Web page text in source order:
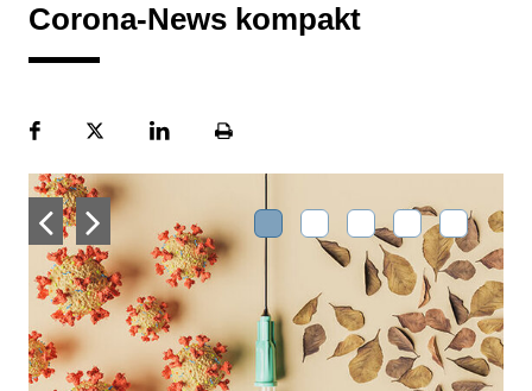
Corona-News kompakt
FacebookPlattformLinekdInSeite